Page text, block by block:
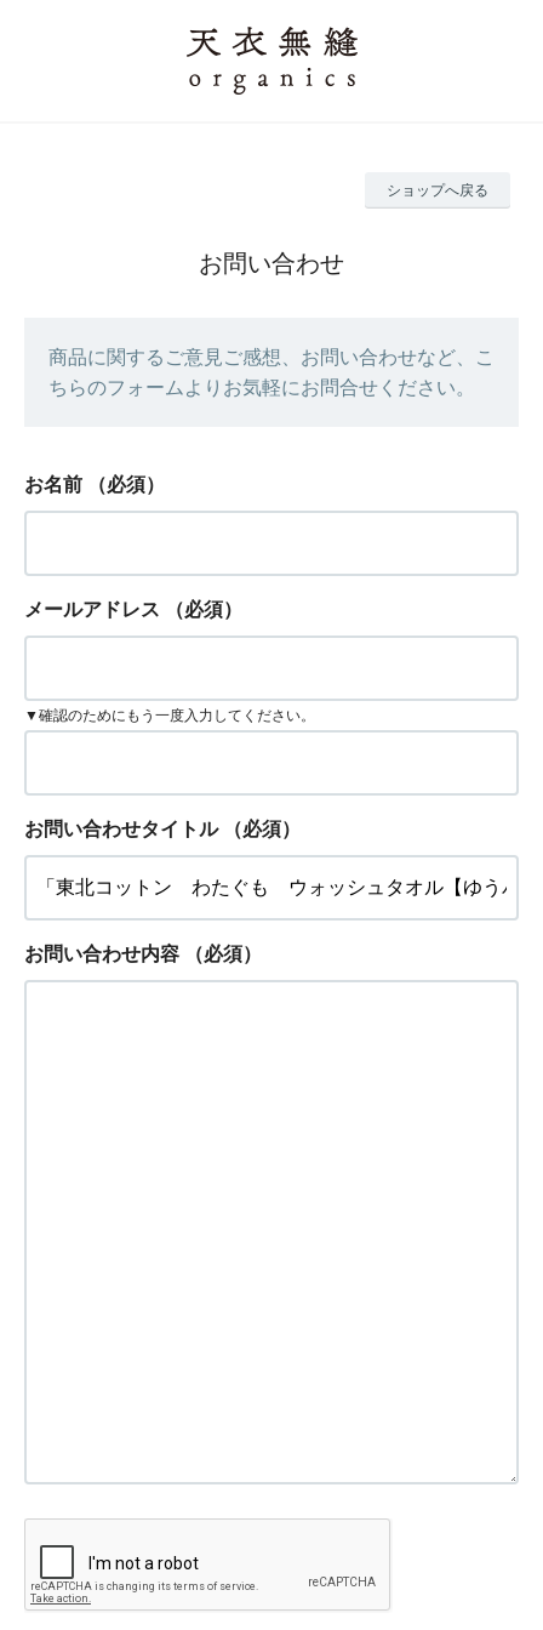
ショップへ戻る
お問い合わせ
商品に関するご意見ご感想、お問い合わせなど、こ
ちらのフォームよりお気軽にお問合せください。
お名前 （必須）
メールアドレス （必須）
▼確認のためにもう一度入力してください。
お問い合わせタイトル （必須）
お問い合わせ内容 （必須）